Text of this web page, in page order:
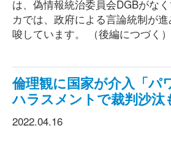
は、偽情報統治委員会DGBがな
カでは、政府による言論統制が
唆しています。 （後編につづく）
倫理観に国家が介入「パ
ハラスメントで裁判沙汰
2022.04.16